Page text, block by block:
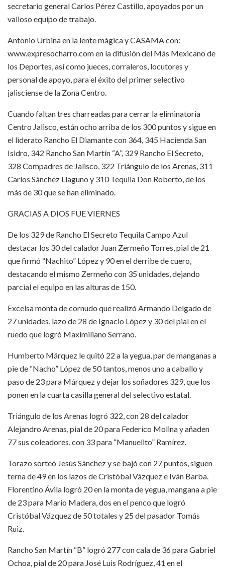
secretario general Carlos Pérez Castillo, apoyados por un
valioso equipo de trabajo.
Antonio Urbina en la lente mágica y CASAMA con:
www.expresocharro.com en la difusión del Más Mexicano de
los Deportes, así como jueces, corraleros, locutores y
personal de apoyo, para el éxito del primer selectivo
jalisciense de la Zona Centro.
Cuando faltan tres charreadas para cerrar la eliminatoria
Centro Jalisco, están ocho arriba de los 300 puntos y sigue en
el liderato Rancho El Diamante con 364, 345 Hacienda San
Isidro, 342 Rancho San Martín “A”, 329 Rancho El Secreto,
328 Compadres de Jalisco, 322 Triángulo de los Arenas, 311
Carlos Sánchez Llaguno y 310 Tequila Don Roberto, de los
más de 30 que se han eliminado.
GRACIAS A DIOS FUE VIERNES
De los 329 de Rancho El Secreto Tequila Campo Azul
destacar los 30 del calador Juan Zermeño Torres, pial de 21
que firmó “Nachito” López y 90 en el derribe de cuero,
destacando el mismo Zermeño con 35 unidades, dejando
parcial el equipo en las alturas de 150.
Excelsa monta de cornudo que realizó Armando Delgado de
27 unidades, lazo de 28 de Ignacio López y 30 del pial en el
ruedo que logró Maximiliano Serrano.
Humberto Márquez le quitó 22 a la yegua, par de manganas a
pie de “Nacho” López de 50 tantos, menos uno a caballo y
paso de 23 para Márquez y dejar los soñadores 329, que los
ponen en la cuarta casilla general del selectivo estatal.
Triángulo de los Arenas logró 322, con 28 del calador
Alejandro Arenas, pial de 20 para Federico Molina y añaden
77 sus coleadores, con 33 para “Manuelito” Ramírez.
Torazo sorteó Jesús Sánchez y se bajó con 27 puntos, siguen
terna de 49 en los lazos de Cristóbal Vázquez e Iván Barba.
Florentino Ávila logró 20 en la monta de yegua, mangana a pie
de 23 para Mario Madera, dos en el penco que logró
Cristóbal Vázquez de 50 totales y 25 del pasador Tomás
Ruiz.
Rancho San Martín “B” logró 277 con cala de 36 para Gabriel
Ochoa, pial de 20 para José Luis Rodríguez, 41 en el